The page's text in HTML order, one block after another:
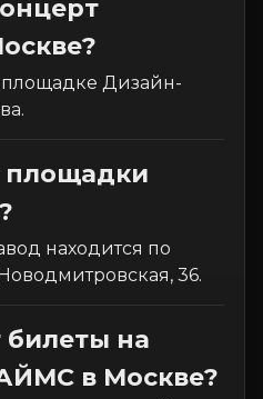
Дизайн-
площадки
находится по
36.
билеты на
в Москве?